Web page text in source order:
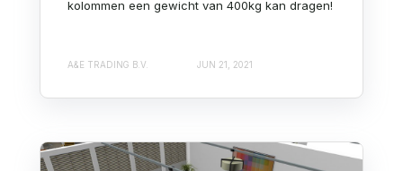
kolommen een gewicht van 400kg kan dragen!
A&E TRADING B.V. JUN 21, 2021